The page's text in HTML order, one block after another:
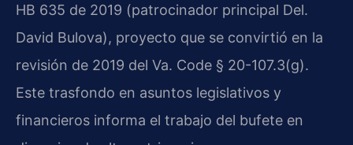
HB 635 de 2019 (patrocinador principal Del.
David Bulova), proyecto que se convirtió en la
revisión de 2019 del Va. Code § 20-107.3(g).
Este trasfondo en asuntos legislativos y
financieros informa el trabajo del bufete en